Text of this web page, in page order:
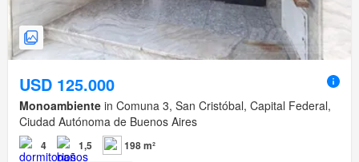
USD 125.000
Monoambiente in Comuna 3, San Cristóbal, Capital Federal,
Ciudad Autónoma de Buenos Aires
4 1,5 198 m²